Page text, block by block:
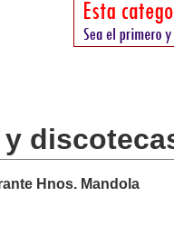
y
Hnos. Mandola